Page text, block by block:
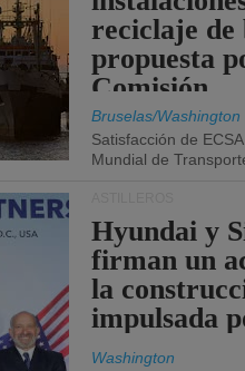
reciclaje de
propuesta
Comisión.
Bruselas/Washington
Satisfacción de
Mundial de
Hyundai y
firman un
la
impulsada
Washington